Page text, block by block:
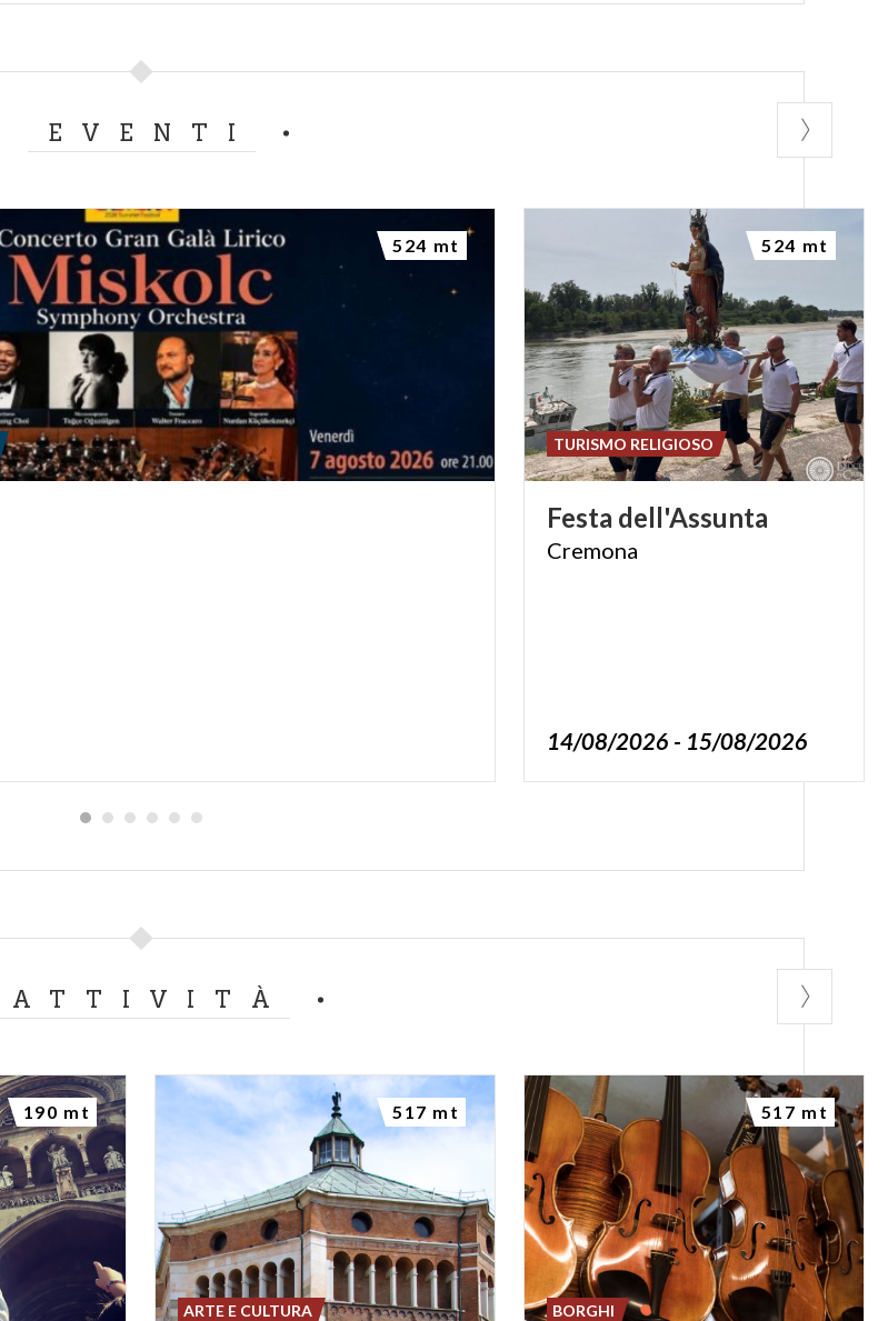
EVENTI
524 mt
Festa dell'Assunta
Cremona
14/08/2026 - 15/08/2026
TURISMO RELIGIOSO
524 mt
ATTIVITÀ
190 mt
ARTE E CULTURA
517 mt
BORGHI
517 mt